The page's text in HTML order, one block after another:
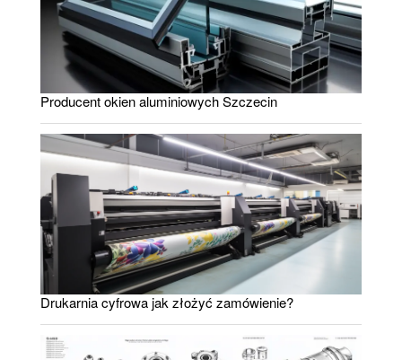
Producent okien aluminiowych Szczecin
Drukarnia cyfrowa jak złożyć zamówienie?